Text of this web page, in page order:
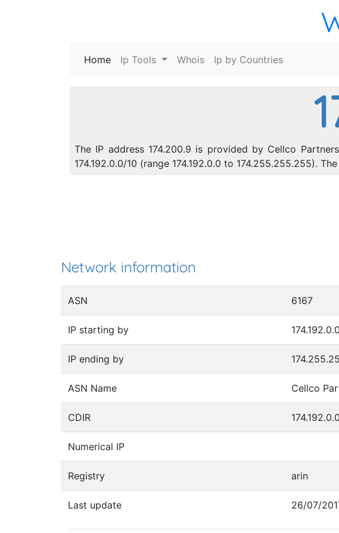
Home (current)
Ip Tools Whois Ip by Countries
The IP address 174.200.9 is provided by Cellco
174.192.0.0/10 (range 174.192.0.0 to 174.255.255.255).
Network information
ASN 6167
IP starting by 174.192.0.0
IP ending by
ASN Name Cellco
CDIR
Numerical IP
Registry arin
Last update 26/07/